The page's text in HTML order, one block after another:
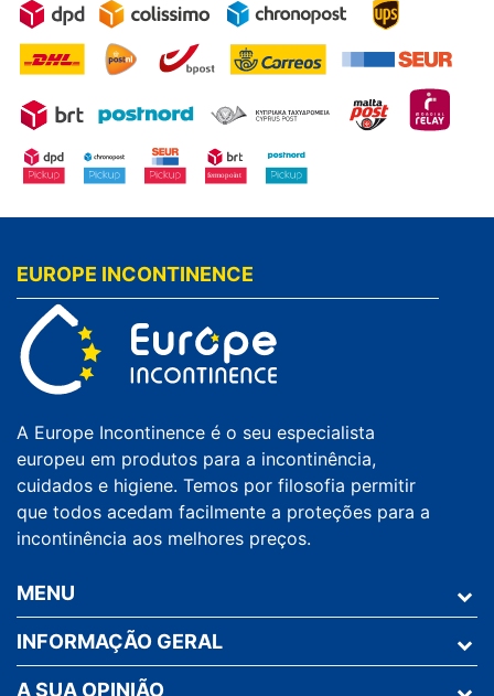
EUROPE INCONTINENCE
A Europe Incontinence é o seu especialista
europeu em produtos para a incontinência,
cuidados e higiene. Temos por filosofia permitir
que todos acedam facilmente a proteções para a
incontinência aos melhores preços.
MENU
INFORMAÇÃO GERAL
A SUA OPINIÃO